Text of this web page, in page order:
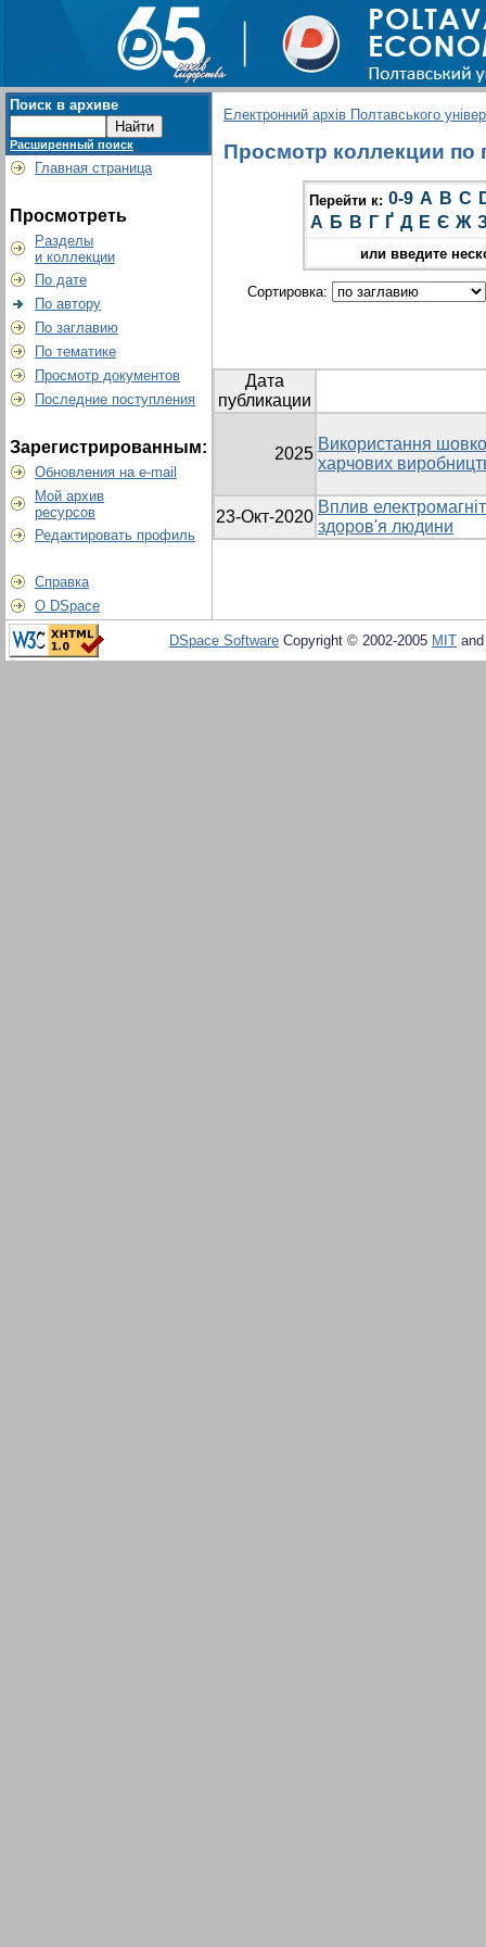
Поиск в архиве
Расширенный поиск
Главная страница
Просмотреть
Разделы
и коллекции
По дате
По автору
По заглавию
По тематике
Просмотр документов
Последние поступления
Зарегистрированным:
Обновления на e-mail
Мой архив
ресурсов
Редактировать профиль
Справка
О DSpace
Електронний архів Полтавського
Просмотр коллекции по
Перейти к: 0-9 A B C
А Б В Г Ґ Д Е Є Ж
или введите
Сортировка:
Дата
публикации
2025
Використання
харчових
23-Окт-2020
Вплив
здоров'я людини
DSpace Software Copyright © 2002-2005 MIT